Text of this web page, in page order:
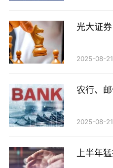
十届三中全会精神的核心内
展的重大指导意义。通过精
党建培训等主题鲜明、形式
平台等线上线下多元化宣传
系统化、立体化的理论学习
夯实全体干部员工的思想根
入文化建设的血脉与基因之
光大证
2025-08-
农行、邮
2025-08-
上半年